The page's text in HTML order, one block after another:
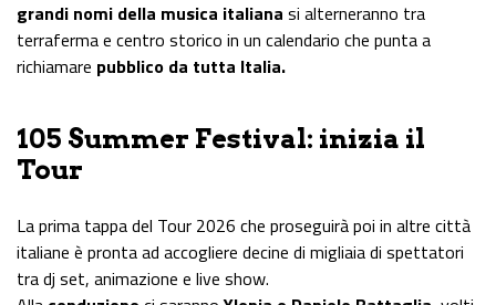
grandi nomi della musica italiana si alterneranno tra
terraferma e centro storico in un calendario che punta a
richiamare pubblico da tutta Italia.
105 Summer Festival: inizia il
Tour
La prima tappa del Tour 2026 che proseguirà poi in altre città
italiane è pronta ad accogliere decine di migliaia di spettatori
tra dj set, animazione e live show.